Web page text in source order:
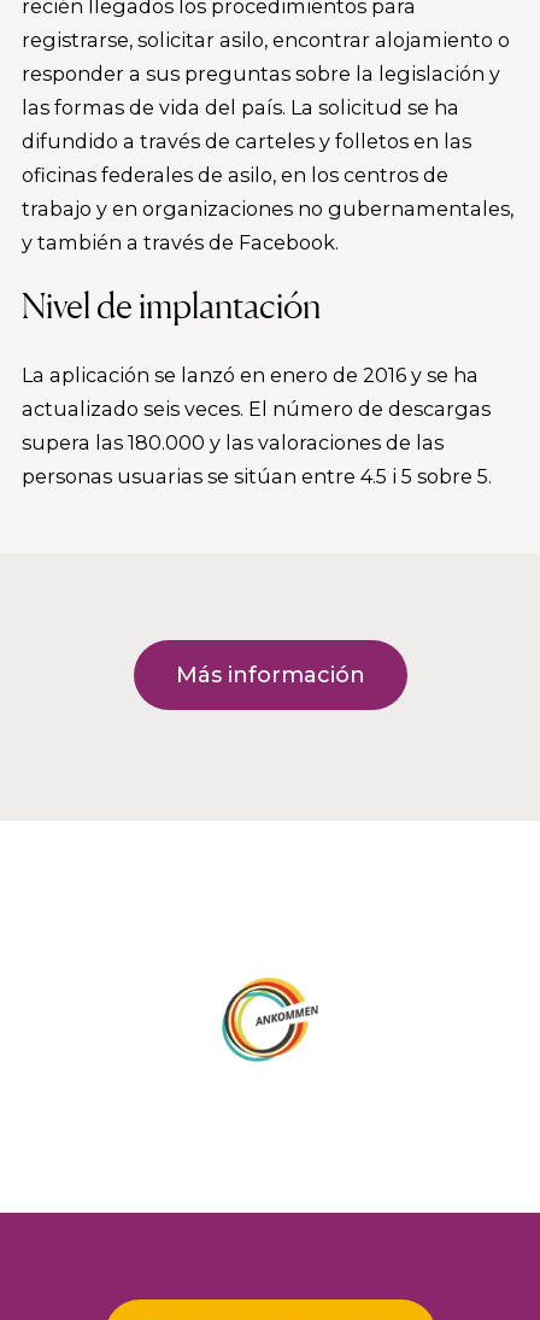
recién llegados los procedimientos para
registrarse, solicitar asilo, encontrar alojamiento o
responder a sus preguntas sobre la legislación y
las formas de vida del país. La solicitud se ha
difundido a través de carteles y folletos en las
oficinas federales de asilo, en los centros de
trabajo y en organizaciones no gubernamentales,
y también a través de Facebook.
Nivel de implantación
La aplicación se lanzó en enero de 2016 y se ha
actualizado seis veces. El número de descargas
supera las 180.000 y las valoraciones de las
personas usuarias se sitúan entre 4.5 i 5 sobre 5.
Más información